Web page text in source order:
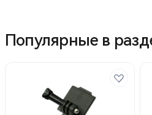
Популярные в